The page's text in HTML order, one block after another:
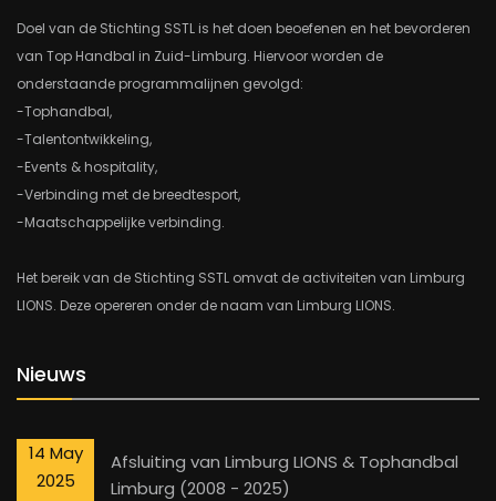
Doel van de Stichting SSTL is het doen beoefenen en het bevorderen
van Top Handbal in Zuid-Limburg. Hiervoor worden de
onderstaande programmalijnen gevolgd:
-Tophandbal,
-Talentontwikkeling,
-Events & hospitality,
-Verbinding met de breedtesport,
-Maatschappelijke verbinding.
Het bereik van de Stichting SSTL omvat de activiteiten van Limburg
LIONS. Deze opereren onder de naam van Limburg LIONS.
Nieuws
14 May
2025
Afsluiting van Limburg LIONS & Tophandbal
Limburg (2008 - 2025)